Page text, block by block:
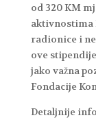
od 320 KM
aktivnostima
radionice i
ove
jako važna
Fondacije
Detaljnije